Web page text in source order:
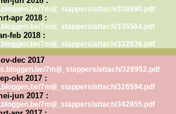
7mijl_stappers/attach/338990.pdf
apr 2018 :
7mijl_stappers/attach/335584.pdf
feb 2018 :
7mijl_stappers/attach/332836.pdf
dec 2017
7mijl_stappers/attach/328952.pdf
okt 2017 :
7mijl_stappers/attach/326594.pdf
jun 2017 :
7mijl_stappers/attach/342855.pdf